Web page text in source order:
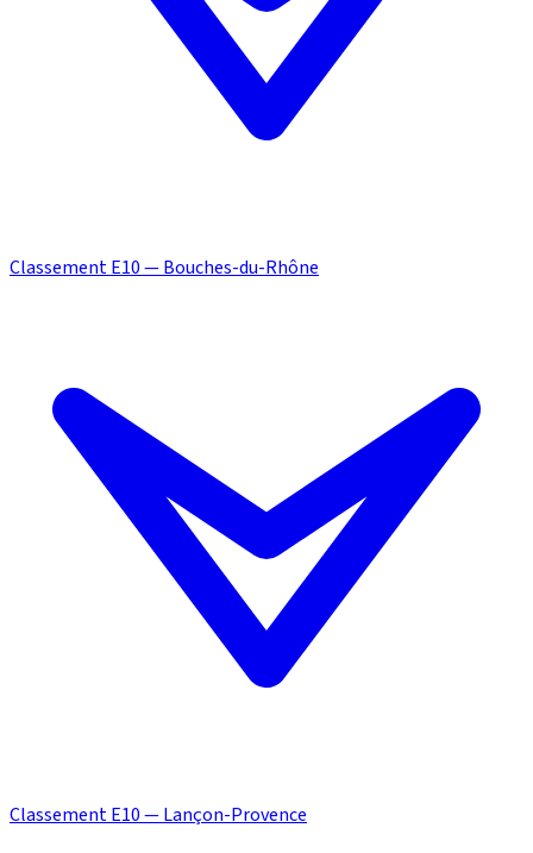
Classement E10 — Bouches-du-Rhône
Classement E10 — Lançon-Provence